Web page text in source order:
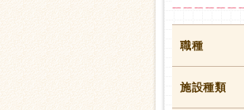
職種
施設種類